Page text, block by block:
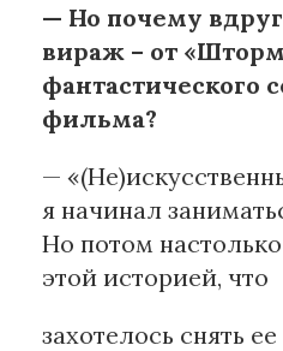
— Но почему
вираж – от
фантастического
фильма?
—
я начинал
Но потом
этой историей, что
захотелось снять